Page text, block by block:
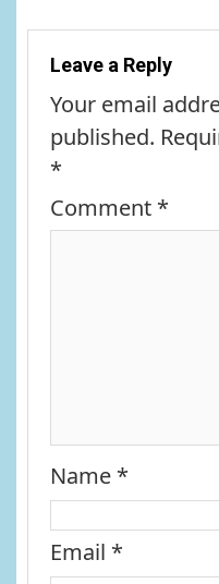
Leave a Reply
Your email
published.
*
Comment *
Name *
Email *